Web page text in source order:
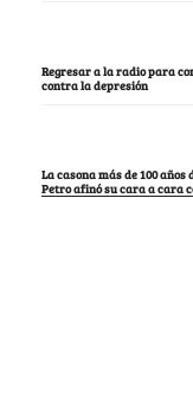
Regresar a la radio para
contra la depresión
La casona más de 100
Petro afinó su cara a cara